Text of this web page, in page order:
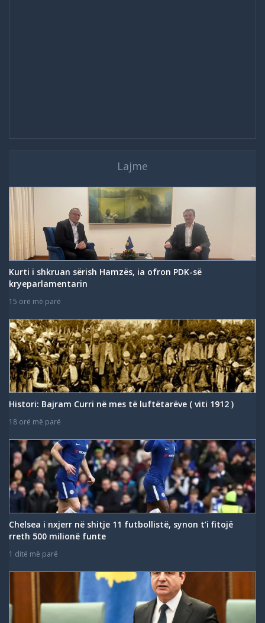
Lajme
Kurti i shkruan sërish Hamzës, ia ofron PDK-së
kryeparlamentarin
15 orë më parë
Histori: Bajram Curri në mes të luftëtarëve ( viti 1912 )
18 orë më parë
Chelsea i nxjerr në shitje 11 futbollistë, synon t’i fitojë
rreth 500 milionë funte
1 ditë më parë